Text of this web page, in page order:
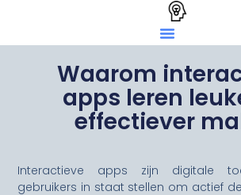
Waarom
apps leren
effectiever
Interactieve apps zijn digitale
gebruikers in staat stellen om actief